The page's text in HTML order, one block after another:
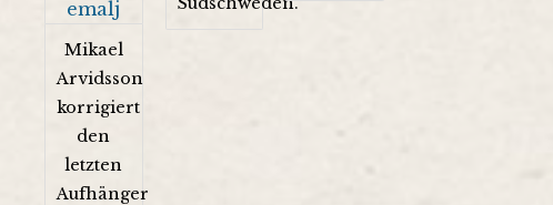
Mikael
Arvidsson
korrigiert
den
letzten
Aufhänger